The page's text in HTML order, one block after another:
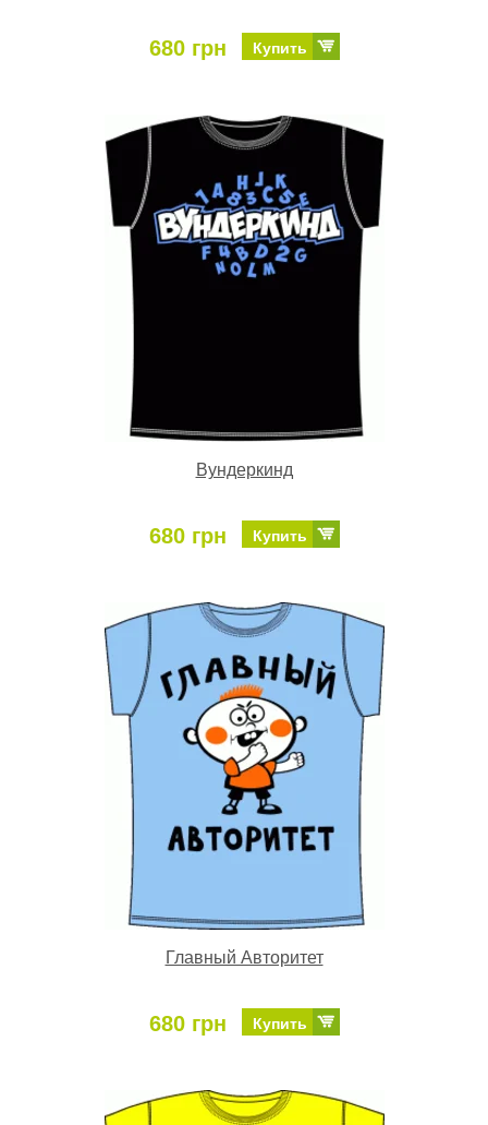
680 грн Купить
Вундеркинд
680 грн Купить
Главный Авторитет
680 грн Купить